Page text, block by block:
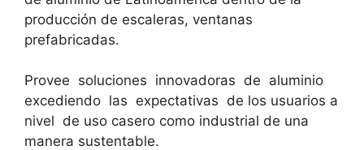
producción de escaleras, ventanas
prefabricadas.
Provee soluciones innovadoras de aluminio
excediendo las expectativas de los usuarios a
nivel de uso casero como industrial de una
manera sustentable.